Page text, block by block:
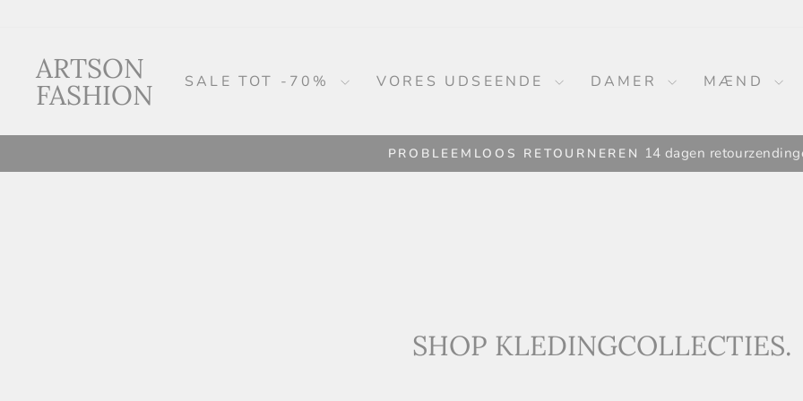
artikelARTSON
FASHION SALE TOT -70% VORES UDSEENDE DAMER MÆND
Pause
PROBLEEMLOOS RETOURNEREN 14 dagen
SHOP KLEDINGCOLLECTIES.